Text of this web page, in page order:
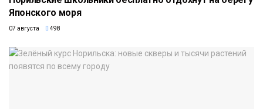
Японского моря
07 августа 498